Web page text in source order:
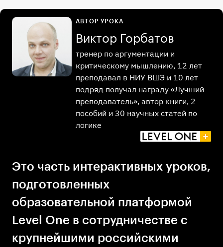
Это часть интерактивных уроков,
подготовленных
образовательной платформой
Level One в сотрудничестве с
крупнейшими российскими
АВТОР УРОКА
Виктор Горбатов
тренер по аргументации и
критическому мышлению, 12 лет
преподавал в НИУ ВШЭ и 10 лет
подряд получал награду «Лучший
преподаватель», автор книги, 2
пособий и 30 научных статей по
логике